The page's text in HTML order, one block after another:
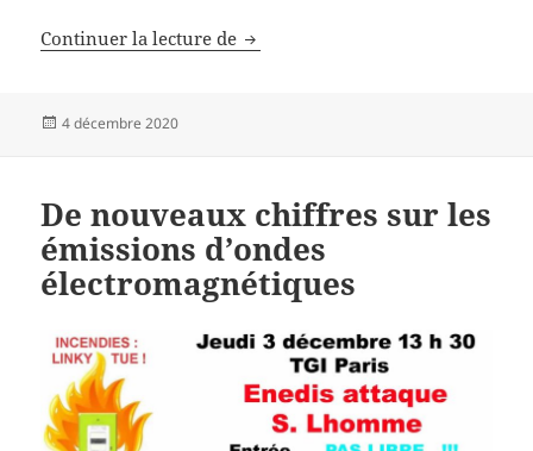
Continuer la lecture de Lettre de refus du Linky
Publié
4 décembre 2020
De nouveaux chiffres sur les
émissions d’ondes
électromagnétiques